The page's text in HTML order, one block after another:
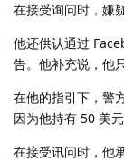
在接受询问时，嫌
他还供认通过
告。他补充说，他
在他的指引下，警
因为他持有 50 美元
在接受讯问时，他